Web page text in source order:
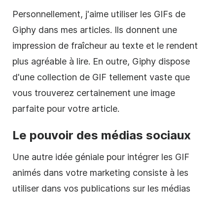
Personnellement, j'aime utiliser les GIFs de
Giphy dans mes articles. Ils donnent une
impression de fraîcheur au texte et le rendent
plus agréable à lire. En outre, Giphy dispose
d'une collection de GIF tellement vaste que
vous trouverez certainement une image
parfaite pour votre article.
Le pouvoir des médias sociaux
Une autre idée géniale pour intégrer les GIF
animés dans votre marketing consiste à les
utiliser dans vos publications sur les médias